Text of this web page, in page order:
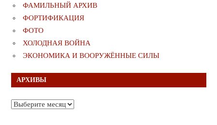
ФАМИЛЬНЫЙ АРХИВ
ФОРТИФИКАЦИЯ
ФОТО
ХОЛОДНАЯ ВОЙНА
ЭКОНОМИКА И ВООРУЖЁННЫЕ СИЛЫ
АРХИВЫ
Архивы